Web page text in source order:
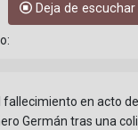
Deja de escuchar
en acto
Germán tras una